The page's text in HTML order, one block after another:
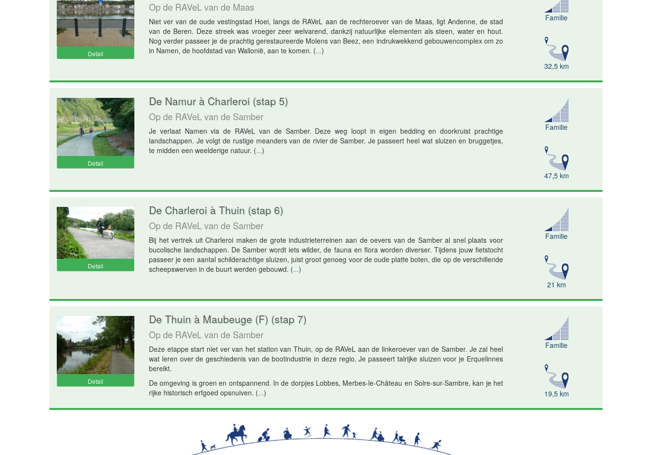
Detail
Op de RAVeL van de Maas
Niet ver van de oude vestingstad Hoei, langs de RAVeL aan de rechteroever van de Maas, ligt Andenne, de stad
van de Beren. Deze streek was vroeger zeer welvarend, dankzij natuurlijke elementen als steen, water en hout.
Nog verder passeer je de prachtig gerestaureerde Molens van Beez, een indrukwekkend gebouwencomplex om zo
in Namen, de hoofdstad van Wallonië, aan te komen. (...)
Familie
32,5 km
Detail
De Namur à Charleroi (stap 5)
Op de RAVeL van de Samber
Je verlaat Namen via de RAVeL van de Samber. Deze weg loopt in eigen bedding en doorkruist prachtige
landschappen. Je volgt de rustige meanders van de rivier de Samber. Je passeert heel wat sluizen en bruggetjes,
te midden een weelderige natuur. (...)
Familie
47,5 km
Detail
De Charleroi à Thuin (stap 6)
Op de RAVeL van de Samber
Bij het vertrek uit Charleroi maken de grote industrieterreinen aan de oevers van de Samber al snel plaats voor
bucolische landschappen. De Samber wordt iets wilder, de fauna en flora worden diverser. Tijdens jouw fietstocht
passeer je een aantal schilderachtige sluizen, juist groot genoeg voor de oude platte boten, die op de verschillende
scheepswerven in de buurt werden gebouwd. (...)
Familie
21 km
Detail
De Thuin à Maubeuge (F) (stap 7)
Op de RAVeL van de Samber
Deze etappe start niet ver van het station van Thuin, op de RAVeL aan de linkeroever van de Samber. Je zal heel
wat leren over de geschiedenis van de bootindustrie in deze regio. Je passeert talrijke sluizen voor je Erquelinnes
bereikt.
De omgeving is groen en ontspannend. In de dorpjes Lobbes, Merbes-le-Château en Solre-sur-Sambre, kan je het
rijke historisch erfgoed opsnuiven. (...)
Familie
19,5 km